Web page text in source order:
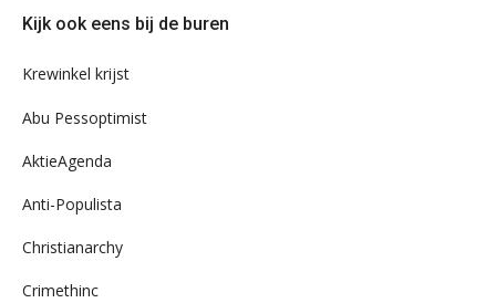
ons
Kijk ook eens bij de buren
Krewinkel krijst
Abu Pessoptimist
AktieAgenda
Anti-Populista
Christianarchy
Crimethinc